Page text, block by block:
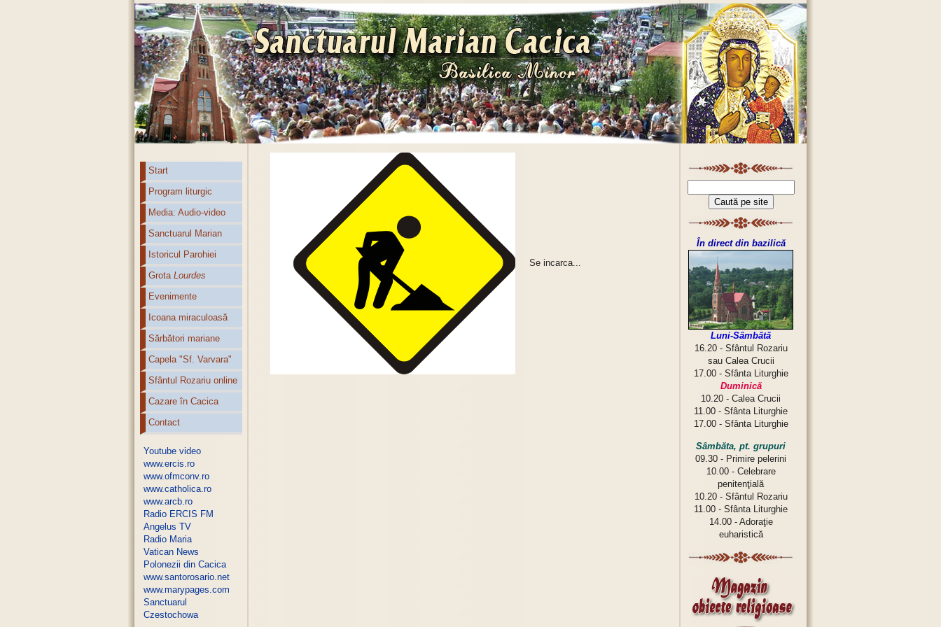
Start
Program liturgic
Media: Audio-video
Sanctuarul Marian
Istoricul Parohiei
Grota Lourdes
Evenimente
Icoana miraculoasă
Sărbători mariane
Capela "Sf. Varvara"
Sfântul Rozariu online
Cazare în Cacica
Contact
Youtube video
www.ercis.ro
www.ofmconv.ro
www.catholica.ro
www.arcb.ro
Radio ERCIS FM
Angelus TV
Radio Maria
Vatican News
Polonezii din Cacica
www.santorosario.net
www.marypages.com
Sanctuarul
Czestochowa
Se incarca...
În direct din bazilică
Luni-Sâmbătă
16.20 - Sfântul Rozariu
sau Calea Crucii
17.00 - Sfânta Liturghie
Duminică
10.20 - Calea Crucii
11.00 - Sfânta Liturghie
17.00 - Sfânta Liturghie
Sâmbăta, pt. grupuri
09.30 - Primire pelerini
10.00 - Celebrare
penitenţială
10.20 - Sfântul Rozariu
11.00 - Sfânta Liturghie
14.00 - Adoraţie
euharistică